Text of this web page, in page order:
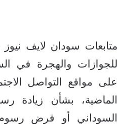
متابعات سودان لايف نيوز
للجوازات والهجرة في
على مواقع التواصل
الماضية، بشأن زيادة
السوداني أو فرض